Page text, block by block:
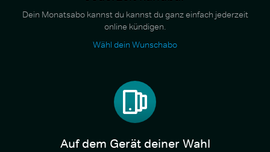
Dein Monatsabo kannst du kannst du ganz einfach jederzeit
online kündigen.
Wähl dein Wunschabo
Auf dem Gerät deiner Wahl